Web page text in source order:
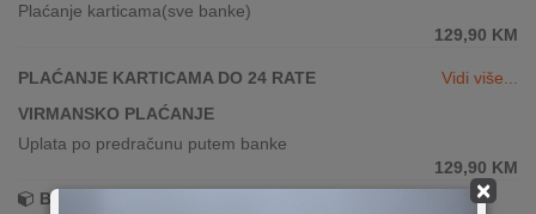
×
Plaćanje karticama(sve banke)
129,90 KM
PLAĆANJE KARTICAMA DO 24 RATE
Vidi više...
VIRMANSKO PLAĆANJE
Uplata po predračunu putem banke
129,90 KM
Brza dostava!